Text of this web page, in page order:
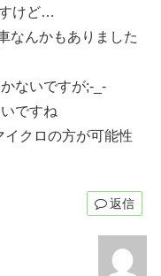
けど…
なんかもありました
ないですが;-_-
ですね
クロの方が可能性
返信